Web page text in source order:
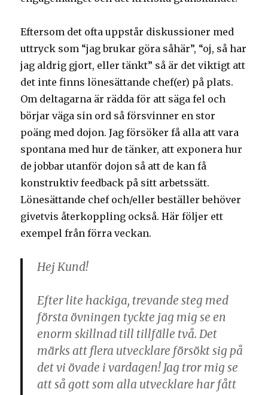
Eftersom det ofta uppstår diskussioner med
uttryck som “jag brukar göra såhär”, “oj, så har
jag aldrig gjort, eller tänkt” så är det viktigt att
det inte finns lönesättande chef(er) på plats.
Om deltagarna är rädda för att säga fel och
börjar väga sin ord så försvinner en stor
poäng med dojon. Jag försöker få alla att vara
spontana med hur de tänker, att exponera hur
de jobbar utanför dojon så att de kan få
konstruktiv feedback på sitt arbetssätt.
Lönesättande chef och/eller beställer behöver
givetvis återkoppling också. Här följer ett
exempel från förra veckan.
Hej Kund!
Efter lite hackiga, trevande steg med
första övningen tyckte jag mig se en
enorm skillnad till tillfälle två. Det
märks att flera utvecklare försökt sig på
det vi övade i vardagen! Jag tror mig se
att så gott som alla utvecklare har fått